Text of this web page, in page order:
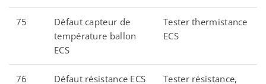
75
Défaut capteur de
température ballon
ECS
Tester thermistance
ECS
76 Défaut résistance ECS
Tester résistance,